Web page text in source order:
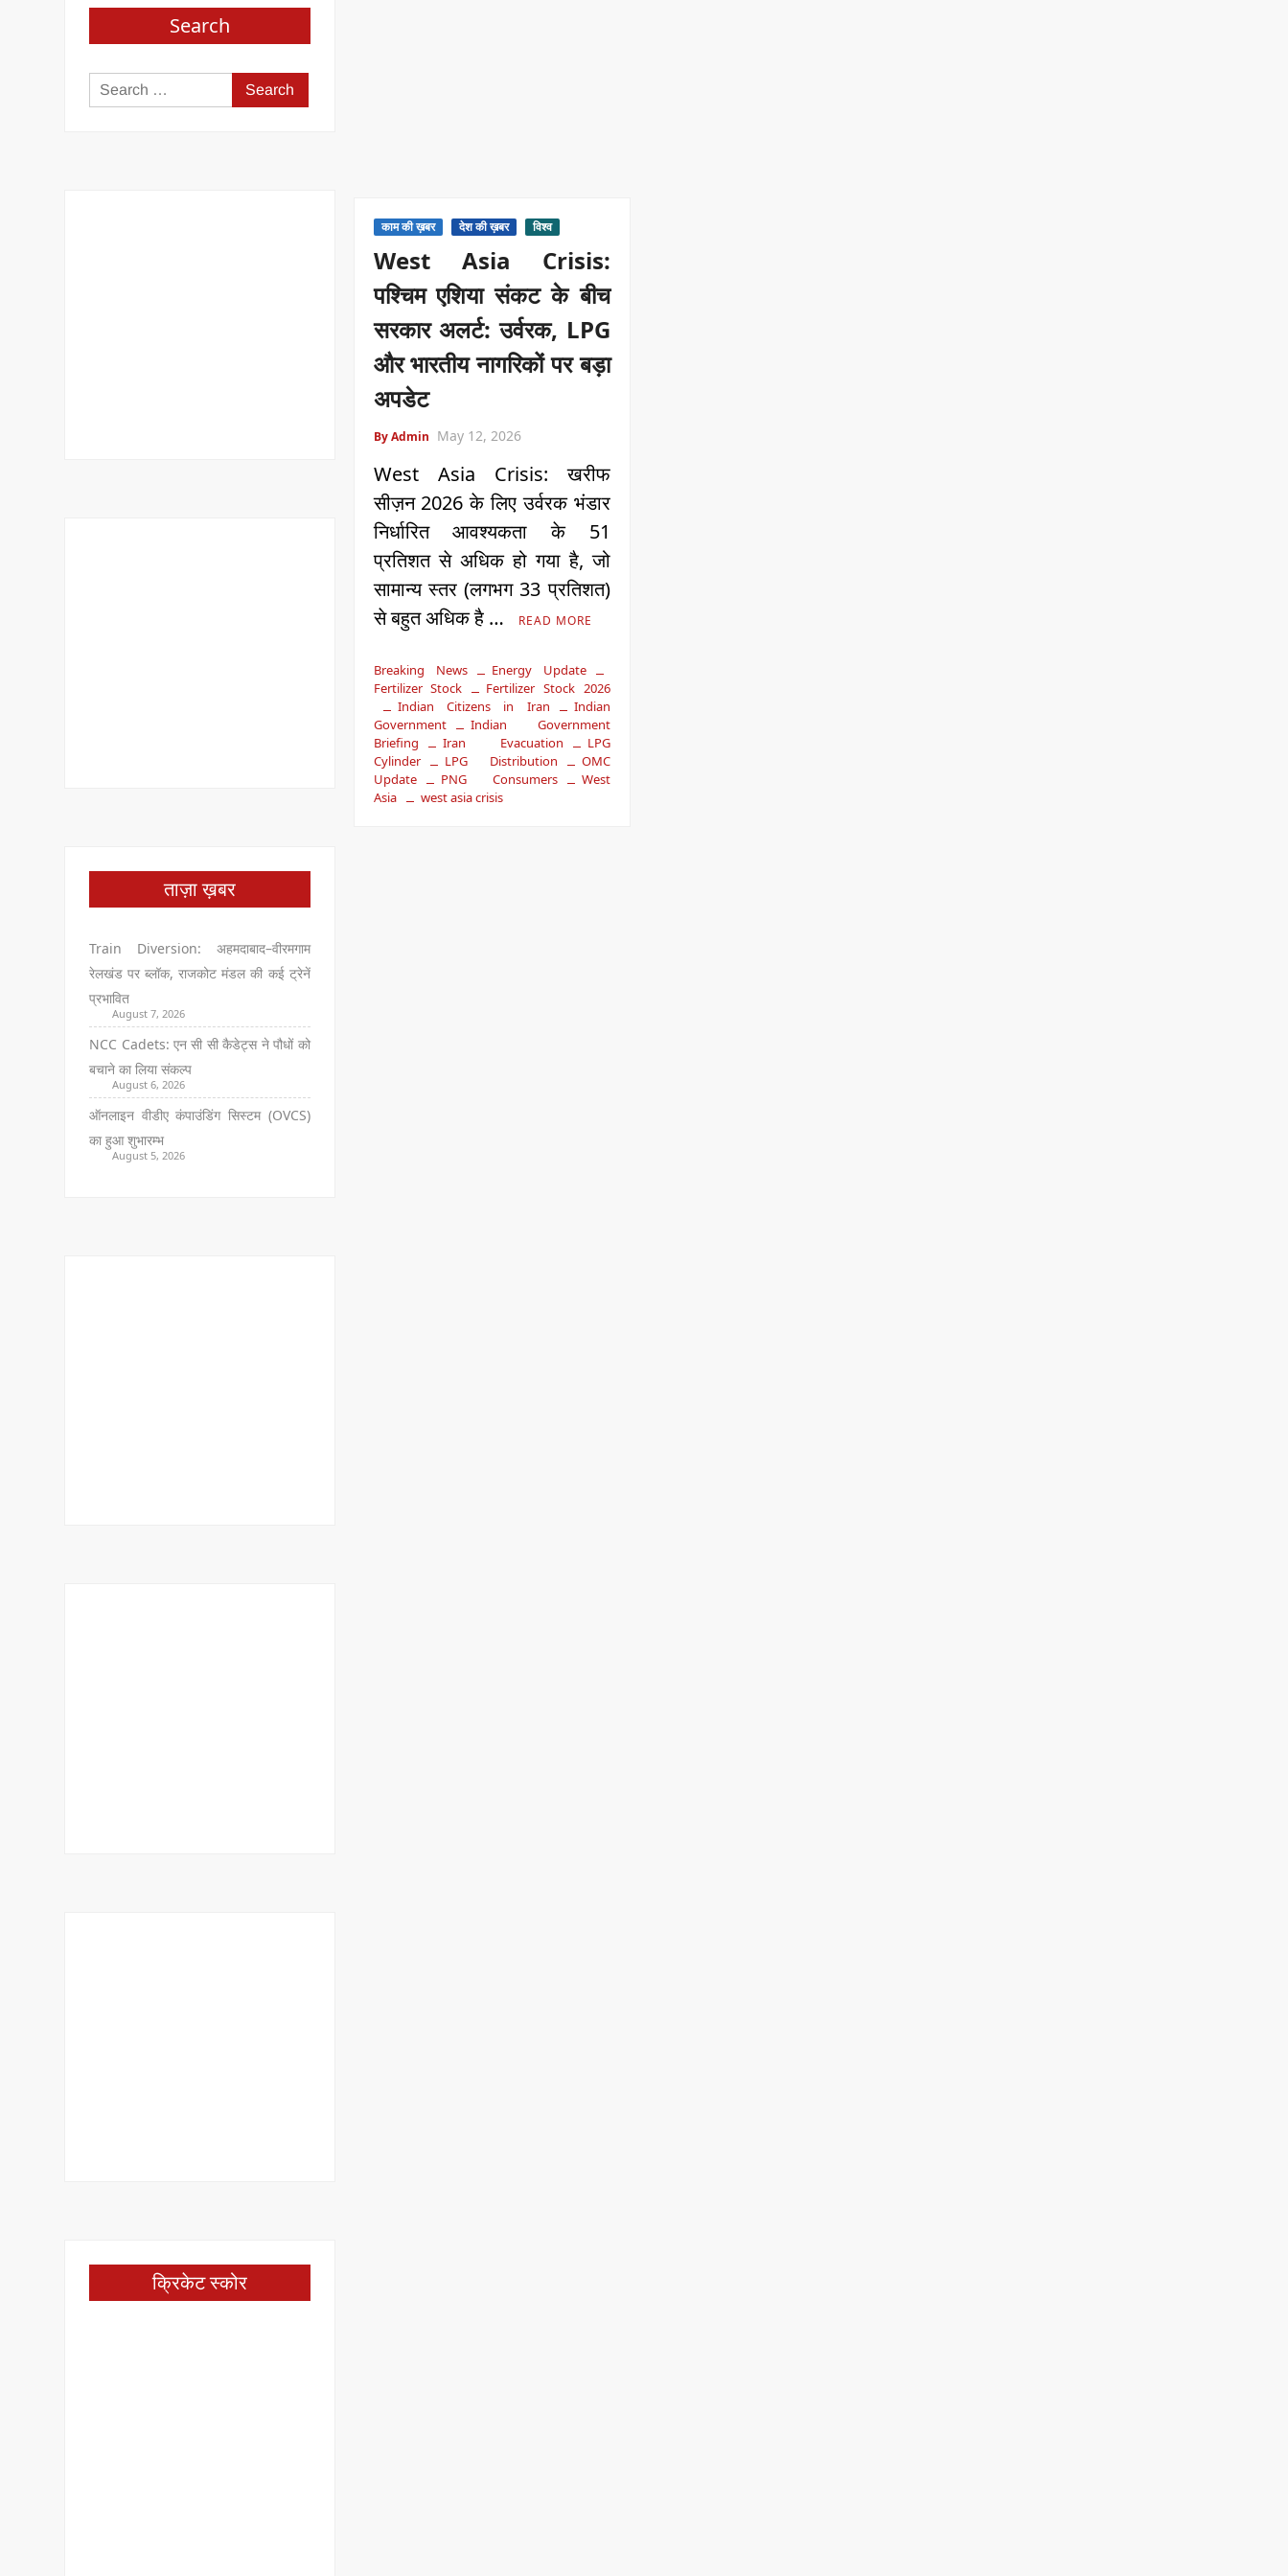
काम की ख़बर देश की ख़बर विश्व
West Asia Crisis:
पश्चिम एशिया संकट के बीच
सरकार अलर्ट: उर्वरक, LPG
और भारतीय नागरिकों पर बड़ा
अपडेट
By Admin May 12, 2026
West Asia Crisis: खरीफ
सीज़न 2026 के लिए उर्वरक भंडार
निर्धारित आवश्यकता के 51
प्रतिशत से अधिक हो गया है, जो
सामान्य स्तर (लगभग 33 प्रतिशत)
से बहुत अधिक है …
READ MORE
Breaking News
Energy Update
Fertilizer Stock
Fertilizer Stock 2026
Indian Citizens in Iran
Indian
Government
Indian Government
Briefing
Iran Evacuation
LPG
Cylinder
LPG Distribution
OMC
Update
PNG Consumers
West
Asia
west asia crisis
Search
Search
for:
ताज़ा ख़बर
Train Diversion: अहमदाबाद–वीरमगाम
रेलखंड पर ब्लॉक, राजकोट मंडल की कई ट्रेनें
प्रभावित
August 7, 2026
NCC Cadets: एन सी सी कैडेट्स ने पौधों को
बचाने का लिया संकल्प
August 6, 2026
ऑनलाइन वीडीए कंपाउंडिंग सिस्टम (OVCS)
का हुआ शुभारम्भ
August 5, 2026
क्रिकेट स्कोर